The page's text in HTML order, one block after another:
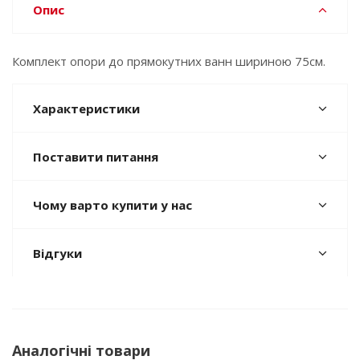
Опис
Комплект опори до прямокутних ванн шириною 75см.
Характеристики
Поставити питання
Чому варто купити у нас
Відгуки
Аналогічні товари